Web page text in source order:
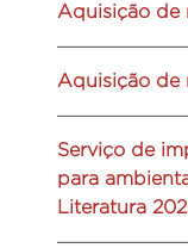
Aquisição de
Aquisição de
Serviço de
para
Literatura